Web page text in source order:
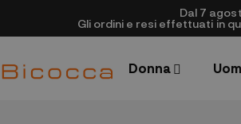
Dal 7
Gli ordini e resi effettuati in
Donna